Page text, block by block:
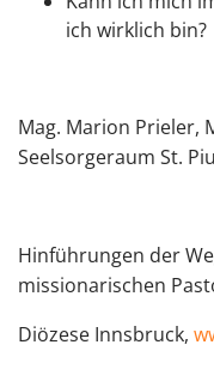
ich wirklich bin?
Mag. Marion Prieler,
Seelsorgeraum St.
Hinführungen der
missionarischen
Diözese Innsbruck,